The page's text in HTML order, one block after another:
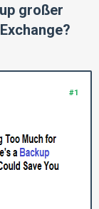
großer
#1